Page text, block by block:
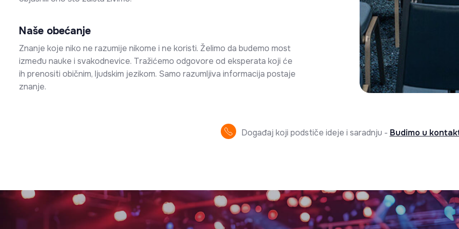
Naše obećanje
Znanje koje niko ne razumije nikome i ne koristi. Želimo da budemo most
između nauke i svakodnevice. Tražićemo odgovore od eksperata koji će
ih prenositi običnim, ljudskim jezikom. Samo razumljiva informacija postaje
znanje.
Događaj koji podstiče ideje i saradnju - Budimo u